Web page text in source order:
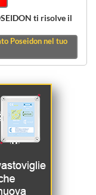
ti risolve il
Poseidon nel tuo